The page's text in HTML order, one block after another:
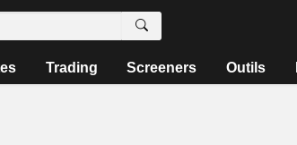
Trading Screeners Outils